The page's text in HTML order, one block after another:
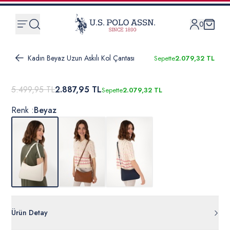
0
Kadın Beyaz Uzun Askılı Kol Çantası Sepette2.079,32 TL
5.499,95 TL2.887,95 TLSepette2.079,32 TL
Renk :Beyaz
Ürün Detay